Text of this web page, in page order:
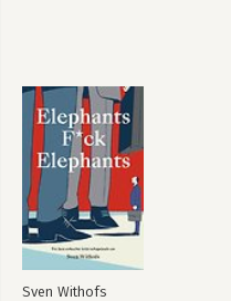
Sven Withofs